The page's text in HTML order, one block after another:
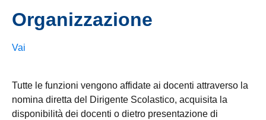
Organizzazione
Vai
Tutte le funzioni vengono affidate ai docenti attraverso la
nomina diretta del Dirigente Scolastico, acquisita la
disponibilità dei docenti o dietro presentazione di